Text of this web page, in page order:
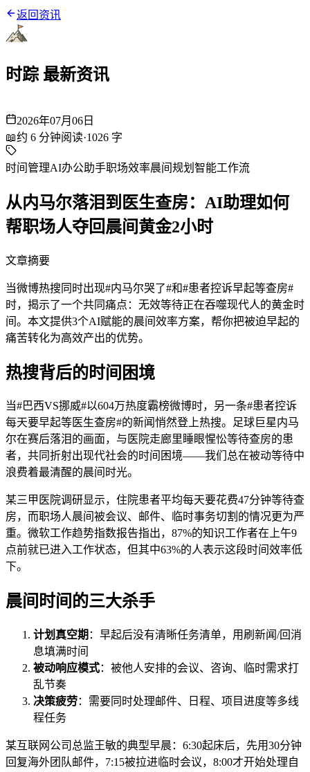
返回资讯
时踪 最新资讯
2026年07月06日
📖约 6 分钟阅读·1026 字
时间管理AI办公助手职场效率晨间规划 智能工作流
从内马尔落泪到医生查房：AI助理如何
帮职场人夺回晨间黄金2小时
文章摘要
当微博热搜同时出现#内马尔哭了#和#患者控诉早起等查房#
时，揭示了一个共同痛点：无效等待正在吞噬现代人的黄金时
间。本文提供3个AI赋能的晨间效率方案，帮你把被迫早起的
痛苦转化为高效产出的优势。
热搜背后的时间困境
当#巴西VS挪威#以604万热度霸榜微博时，另一条#患者控诉
每天要早起等医生查房#的新闻悄然登上热搜。足球巨星内马
尔在赛后落泪的画面，与医院走廊里睡眼惺忪等待查房的患
者，共同折射出现代社会的时间困境——我们总在被动等待中
浪费着最清醒的晨间时光。
某三甲医院调研显示，住院患者平均每天要花费47分钟等待查
房，而职场人晨间被会议、邮件、临时事务切割的情况更为严
重。微软工作趋势指数报告指出，87%的知识工作者在上午9
点前就已进入工作状态，但其中63%的人表示这段时间效率低
下。
晨间时间的三大杀手
计划真空期 ：早起后没有清晰任务清单，用刷新闻/回消
息填满时间
被动响应模式：被他人安排的会议、咨询、临时需求打
乱节奏
决策疲劳：需要同时处理邮件、日程、项目进度等多线
程任务
某互联网公司总监王敏的典型早晨：6:30起床后，先用30分钟
回复海外团队邮件，7:15被拉进临时会议，8:00才开始处理自